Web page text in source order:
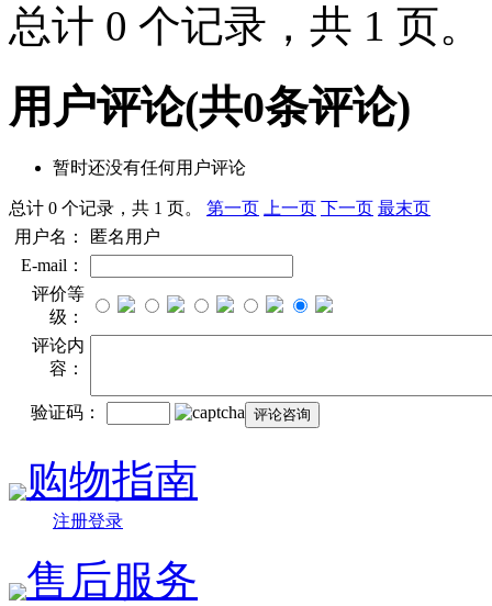
总计 0 个记录，共 1 页。
用户评论(共0条评论)
暂时还没有任何用户评论
总计 0 个记录，共 1 页。 第一页 上一页 下一页 最末页
用户名：
匿名用户
E-mail：
评价等
级：
评论内
容：
验证码：
购物指南
注册登录
售后服务